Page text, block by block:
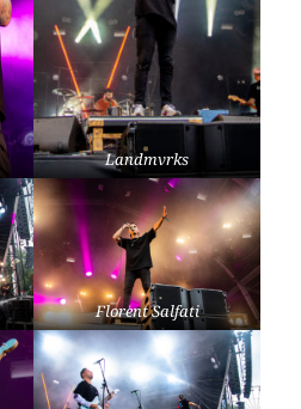
Landmvrks
Florent Salfati